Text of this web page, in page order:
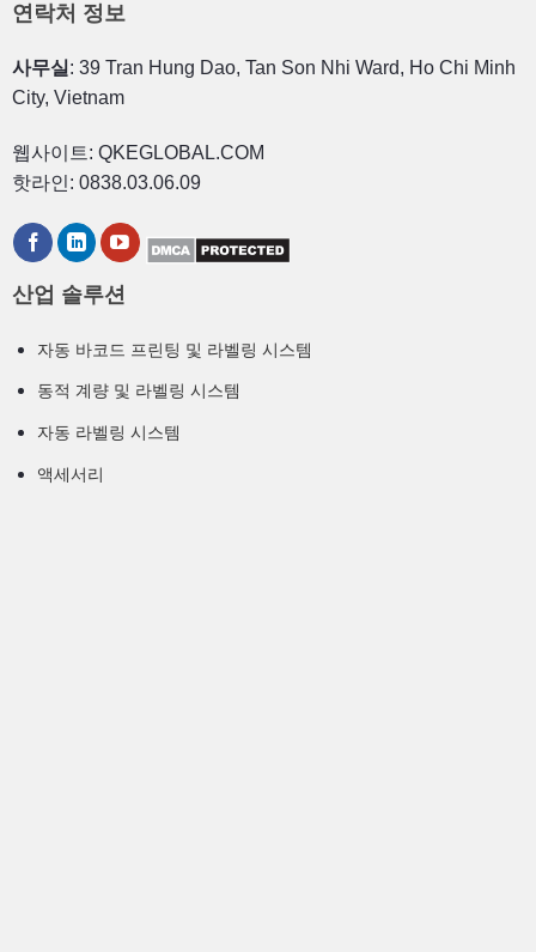
연락처 정보
사무실 : 39 Tran Hung Dao, Tan Son Nhi Ward, Ho Chi Minh
City, Vietnam
웹사이트: QKEGLOBAL.COM
핫라인: 0838.03.06.09
산업 솔루션
자동 바코드 프린팅 및 라벨링 시스템
동적 계량 및 라벨링 시스템
자동 라벨링 시스템
액세서리